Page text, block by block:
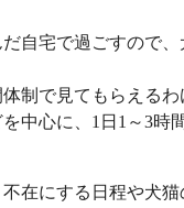
自宅で過ごすので
制で見てもらえるわ
中心に、1日1～3時
在にする日程や犬